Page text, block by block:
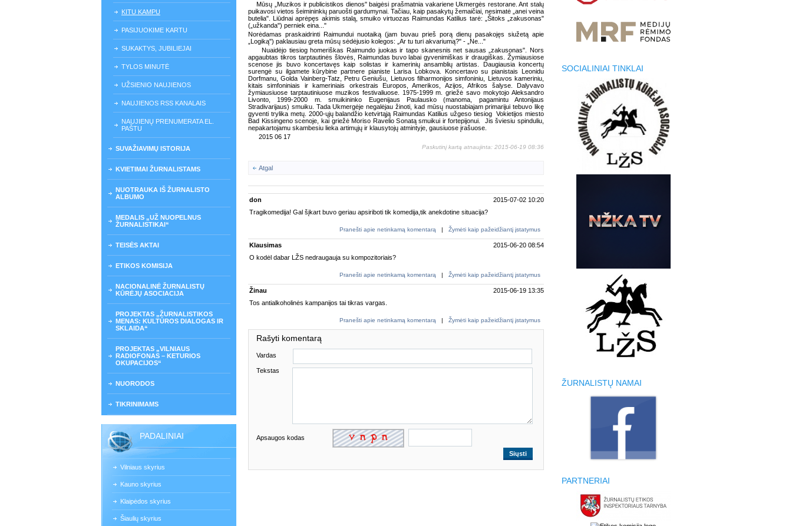
KITU KAMPU
PASIJUOKIME KARTU
SUKAKTYS, JUBILIEJAI
TYLOS MINUTĖ
UŽSIENIO NAUJIENOS
NAUJIENOS RSS KANALAIS
NAUJIENŲ PRENUMERATA EL.
PAŠTU
SUVAŽIAVIMŲ ISTORIJA
KVIETIMAI ŽURNALISTAMS
NUOTRAUKA IŠ ŽURNALISTO
ALBUMO
MEDALIS „UŽ NUOPELNUS
ŽURNALISTIKAI“
TEISĖS AKTAI
ETIKOS KOMISIJA
NACIONALINĖ ŽURNALISTŲ
KŪRĖJŲ ASOCIACIJA
PROJEKTAS „ŽURNALISTIKOS
MENAS: KULTŪROS DIALOGAS IR
SKLAIDA“
PROJEKTAS „VILNIAUS
RADIOFONAS – KETURIOS
OKUPACIJOS“
NUORODOS
TIKRINIMAMS
PADALINIAI
Vilniaus skyrius
Kauno skyrius
Klaipėdos skyrius
Šiaulių skyrius
Mūsų „Muzikos ir publicistikos dienos" baigėsi prašmatnia vakariene Ukmergės restorane. Ant stalų
puikavosi vietos šeimininkių paruošti gardumynai. Tačiau, kaip pasakytų žemaičiai, nesimatė „anei veina
butelia". Liūdnai aprėpęs akimis stalą, smuiko virtuozas Raimundas Katilius tarė: „Šitoks „zakusonas"
(„užkanda") perniek eina..."
Norėdamas praskaidrinti Raimundui nuotaiką (jam buvau prieš porą dienų pasakojęs siužetą apie
„Logiką") paklausiau greta mūsų sėdėjusio kolegos: „Ar tu turi akvariumą?" - „Ne..."
Nuaidėjo tiesiog homeriškas Raimundo juokas ir tapo skanesnis net sausas „zakusonas". Nors
apgaubtas tikros tarptautinės šlovės, Raimundas buvo labai gyvenimiškas ir draugiškas. Žymiausiose
scenose jis buvo koncertavęs kaip solistas ir kamerinių ansamblių artistas. Daugiausia koncertų
surengė su ilgamete kūrybine partnere pianiste Larisa Lobkova. Koncertavo su pianistais Leonidu
Dorfmanu, Golda Vainberg-Tatz, Petru Geniušu, Lietuvos filharmonijos simfoniniu, Lietuvos kameriniu,
kitais simfoniniais ir kameriniais orkestrais Europos, Amerikos, Azijos, Afrikos šalyse. Dalyvavo
žymiausiuose tarptautiniuose muzikos festivaliuose. 1975-1999 m. griežė savo mokytojo Aleksandro
Livonto, 1999-2000 m. smuikininko Eugenijaus Paulausko (manoma, pagamintu Antonijaus
Stradivarijaus) smuiku. Tada Ukmergėje negalėjau žinoti, kad mūsų nuostabiajam primarijui tebuvo likę
gyventi trylika metų. 2000-ųjų balandžio ketvirtąją Raimundas Katilius užgeso tiesiog
Vokietijos miesto
Bad Kissingeno scenoje, kai griežė Moriso Ravelio Sonatą smuikui ir fortepijonui.
Jis šviesiu spinduliu,
nepakartojamu skambesiu lieka artimųjų ir klausytojų atmintyje, gausiuose įrašuose.
2015 06 17
Paskutinį kartą atnaujinta: 2015-06-19 08:36
Atgal
don
2015-07-02 10:20
Tragikomedija! Gal šįkart buvo geriau apsiriboti tik komedija,tik anekdotine situacija?
Pranešti apie netinkamą komentarą | Žymėti kaip pažeidžiantį įstatymus
Klausimas
2015-06-20 08:54
O kodėl dabar LŽS nedraugauja su kompozitoriais?
Pranešti apie netinkamą komentarą | Žymėti kaip pažeidžiantį įstatymus
Žinau
2015-06-19 13:35
Tos antialkoholinės kampanijos tai tikras vargas.
Pranešti apie netinkamą komentarą | Žymėti kaip pažeidžiantį įstatymus
Rašyti komentarą
Vardas
Tekstas
Apsaugos kodas
SOCIALINIAI TINKLAI
ŽURNALISTŲ NAMAI
PARTNERIAI